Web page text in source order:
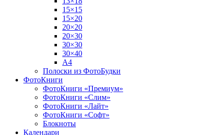
15×15
15×20
20×20
20×30
30×30
30×40
A4
Полоски из ФотоБудки
ФотоКниги
ФотоКниги «Премиум»
ФотоКниги «Слим»
ФотоКниги «Лайт»
ФотоКниги «Софт»
Блокноты
Календари